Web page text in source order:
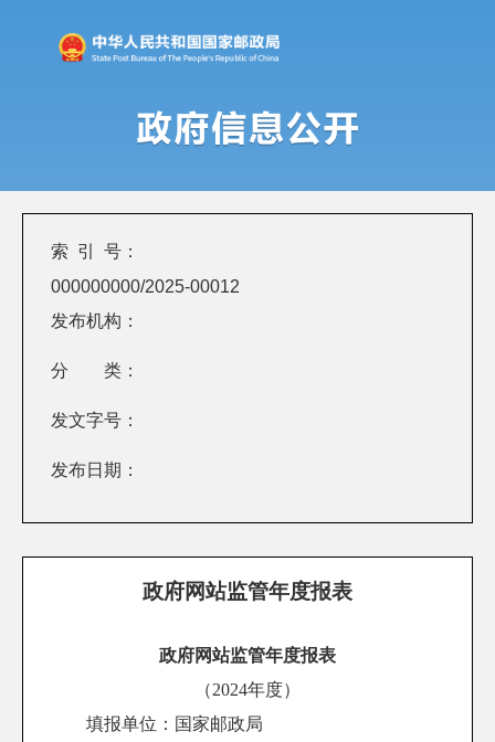
索 引 号：
000000000/2025-00012
发布机构：
分 类：
发文字号：
发布日期：
政府网站监管年度报表
政府网站监管年度报表
（2024年度）
填报单位： 国家邮政局